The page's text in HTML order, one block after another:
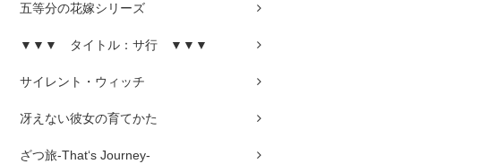
五等分の花嫁シリーズ
▼▼▼ タイトル：サ行 ▼▼▼
サイレント・ウィッチ
冴えない彼女の育てかた
ざつ旅-That‘s Journey-